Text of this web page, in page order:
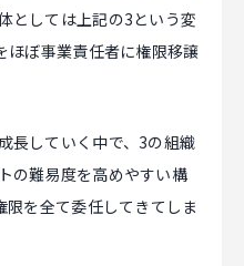
としては上記の3という変
ほぼ事業責任者に権限移譲
長していく中で、3の組織
の難易度を高めやすい構
を全て委任してきてしま